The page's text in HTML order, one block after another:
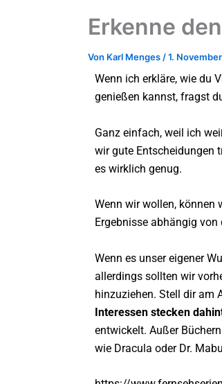
Erkenne
Von Karl Menges /1.
Wenn ich erkläre, wie du
genießen kannst, fragst
Ganz einfach, weil ich
wir gute Entscheidungen
es wirklich genug.
Wenn wir wollen, können
Ergebnisse abhängig
Wenn es unser eigener
allerdings sollten wir
hinzuziehen. Stell dir am
Interessen stecken
entwickelt. Außer
wie Dracula oder Dr.